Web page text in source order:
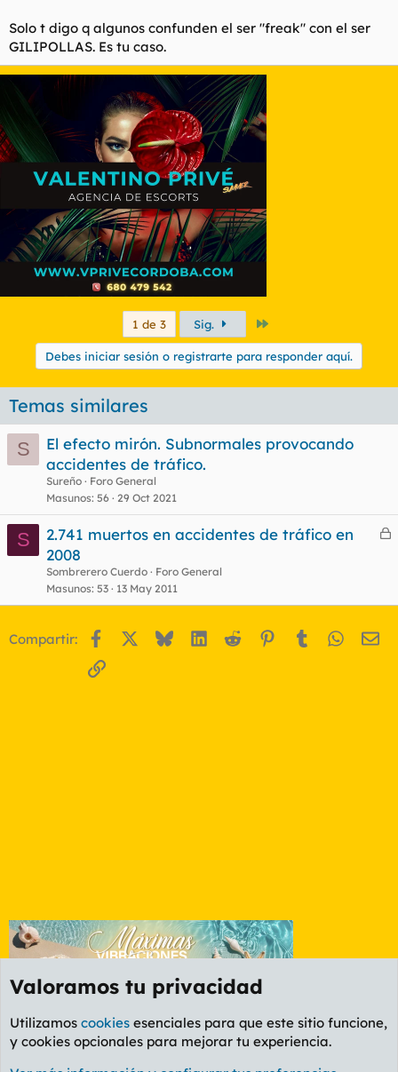
Solo t digo q algunos confunden el ser "freak" con el ser
GILIPOLLAS. Es tu caso.
1 de 3 Sig.
Debes iniciar sesión o registrarte para responder aquí.
Temas similares
S
El efecto mirón. Subnormales provocando
accidentes de tráfico.
Sureño
Foro General
Masunos 56 29 Oct 2021
S
C
a
2.741 muertos en accidentes de tráfico en
2008
Sombrerero Cuerdo
Foro General
Masunos 53 13 May 2011
Compartir: Facebook BlueskyLinkedIn
Reddit Pinterest
Tumblr
Enlace
Foro General
Valoramos tu privacidad
Utilizamos cookies esenciales para que este sitio funcione,
y cookies opcionales para mejorar tu experiencia.